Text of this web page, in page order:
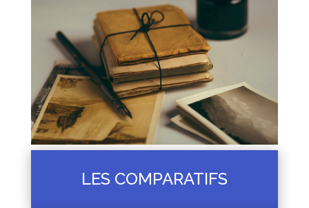
LES COMPARATIFS